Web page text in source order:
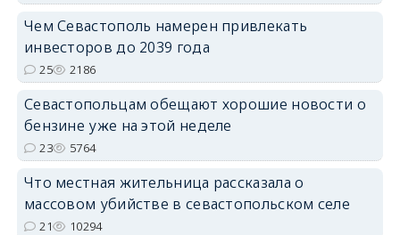
Чем Севастополь намерен привлекать
инвесторов до 2039 года
25 2186
Севастопольцам обещают хорошие новости о
бензине уже на этой неделе
23 5764
Что местная жительница рассказала о
массовом убийстве в севастопольском селе
21 10294